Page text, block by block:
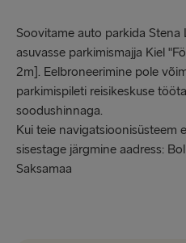
Soovitame auto parkida Stena
asuvasse parkimismajja Kiel
2m]. Eelbroneerimine pole
parkimispileti reisikeskuse
soodushinnaga.
Kui teie navigatsioonisüsteem
sisestage järgmine aadress:
Saksamaa